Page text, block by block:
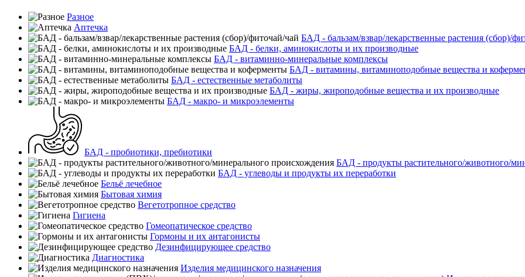
Разное
Аптечка
БАД - бальзам/взвар/лекарственные растения (сбор)/
БАД - белки, аминокислоты и их производные
БАД - витаминно-минеральные комплексы
БАД - витамины, витаминоподобные вещества и
БАД - естественные метаболиты
БАД - жиры, жироподобные вещества и их производные
БАД - макро- и микроэлементы
БАД - пробиотики, пребиотики
БАД - продукты растительного/животного/
БАД - углеводы и продукты их переработки
Бельё лечебное
Бытовая химия
Вегетотропное средство
Гигиена
Гомеопатическое средство
Гормоны и их антагонисты
Дезинфицирующее средство
Диагностика
Изделия медицинского назначения